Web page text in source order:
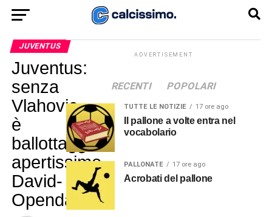
JUVENTUS
Juventus:
senza
Vlahovic
è
ballottaggio
apertissimo
David-
Openda
ADVERTISEMENT
RECENTI POPOLARI
TUTTE LE NOTIZIE 17 ore ago
Il pallone a volte entra nel
vocabolario
PALLONATE 17 ore ago
Acrobati del pallone